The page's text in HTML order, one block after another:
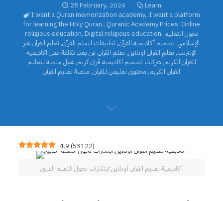
28 February، 2024
Learn
I want a Quran memorization academy., I want a platform
for learning the Holy Quran., Quranic Academy Prices, Online
religious education, Digital religious education, تحول التعليم
الإسلامي, تصميم أكاديمية القرآن, تطبيقات لتعلم القرآن, تعلم القرآن عبر
الإنترنت, تعلم القران اونلاين, تعلم القران عن بعد, تكلفة عمل اكاديميه
للقران الكريم, شركات تصميم اكاديمية قران كريم,عمل منصة لتعليم
القران الكريم, محتوى تعليمي للقرآن, منصة تعليم القرآن
4.9 (53122)
أكاديمية تعليم القرآن أونلاين:ابتكارات تحول التعلم الديني